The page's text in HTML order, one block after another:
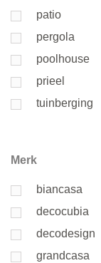
patio
pergola
poolhouse
prieel
tuinberging
Merk
biancasa
decocubia
decodesign
grandcasa